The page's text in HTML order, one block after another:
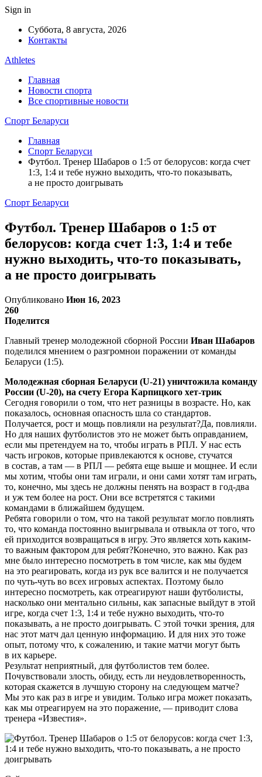
Sign in
Суббота, 8 августа, 2026
Контакты
Athletes
Главная
Новости спорта
Все спортивные новости
Спорт Беларуси
Главная
Спорт Беларуси
Футбол. Тренер Шабаров о 1:5 от белорусов: когда счет
1:3, 1:4 и тебе нужно выходить, что-то показывать,
а не просто доигрывать
Спорт Беларуси
Футбол. Тренер Шабаров о 1:5 от
белорусов: когда счет 1:3, 1:4 и тебе
нужно выходить, что-то показывать,
а не просто доигрывать
Опубликовано Июн 16, 2023
260
Поделится
Главный тренер молодежной сборной России Иван Шабаров
поделился мнением о разгромнои поражении от команды
Беларуси (1:5).
Молодежная сборная Беларуси (U-21) уничтожила команду
России (U-20), на счету Егора Карпицкого хет-трик
Сегодня говорили о том, что нет разницы в возрасте. Но, как
показалось, основная опасность шла со стандартов.
Получается, рост и мощь повлияли на результат?Да, повлияли.
Но для наших футболистов это не может быть оправданием,
если мы претендуем на то, чтобы играть в РПЛ. У нас есть
часть игроков, которые привлекаются к основе, стучатся
в состав, а там — в РПЛ — ребята еще выше и мощнее. И если
мы хотим, чтобы они там играли, и они сами хотят там играть,
то, конечно, мы здесь не должны пенять на возраст в год-два
и уж тем более на рост. Они все встретятся с такими
командами в ближайшем будущем.
Ребята говорили о том, что на такой результат могло повлиять
то, что команда постоянно выигрывала и отвыкла от того, что
ей приходится возвращаться в игру. Это является хоть каким-
то важным фактором для ребят?Конечно, это важно. Как раз
мне было интересно посмотреть в том числе, как мы будем
на это реагировать, когда из рук все валится и не получается
по чуть-чуть во всех игровых аспектах. Поэтому было
интересно посмотреть, как отреагируют наши футболисты,
насколько они ментально сильны, как запасные выйдут в этой
игре, когда счет 1:3, 1:4 и тебе нужно выходить, что-то
показывать, а не просто доигрывать. С этой точки зрения, для
нас этот матч дал ценную информацию. И для них это тоже
опыт, потому что, к сожалению, и такие матчи могут быть
в их карьере.
Результат неприятный, для футболистов тем более.
Почувствовали злость, обиду, есть ли неудовлетворенность,
которая скажется в лучшую сторону на следующем матче?
Мы это как раз в игре и увидим. Только игра может показать,
как мы отреагируем на это поражение, — приводит слова
тренера «Известия».